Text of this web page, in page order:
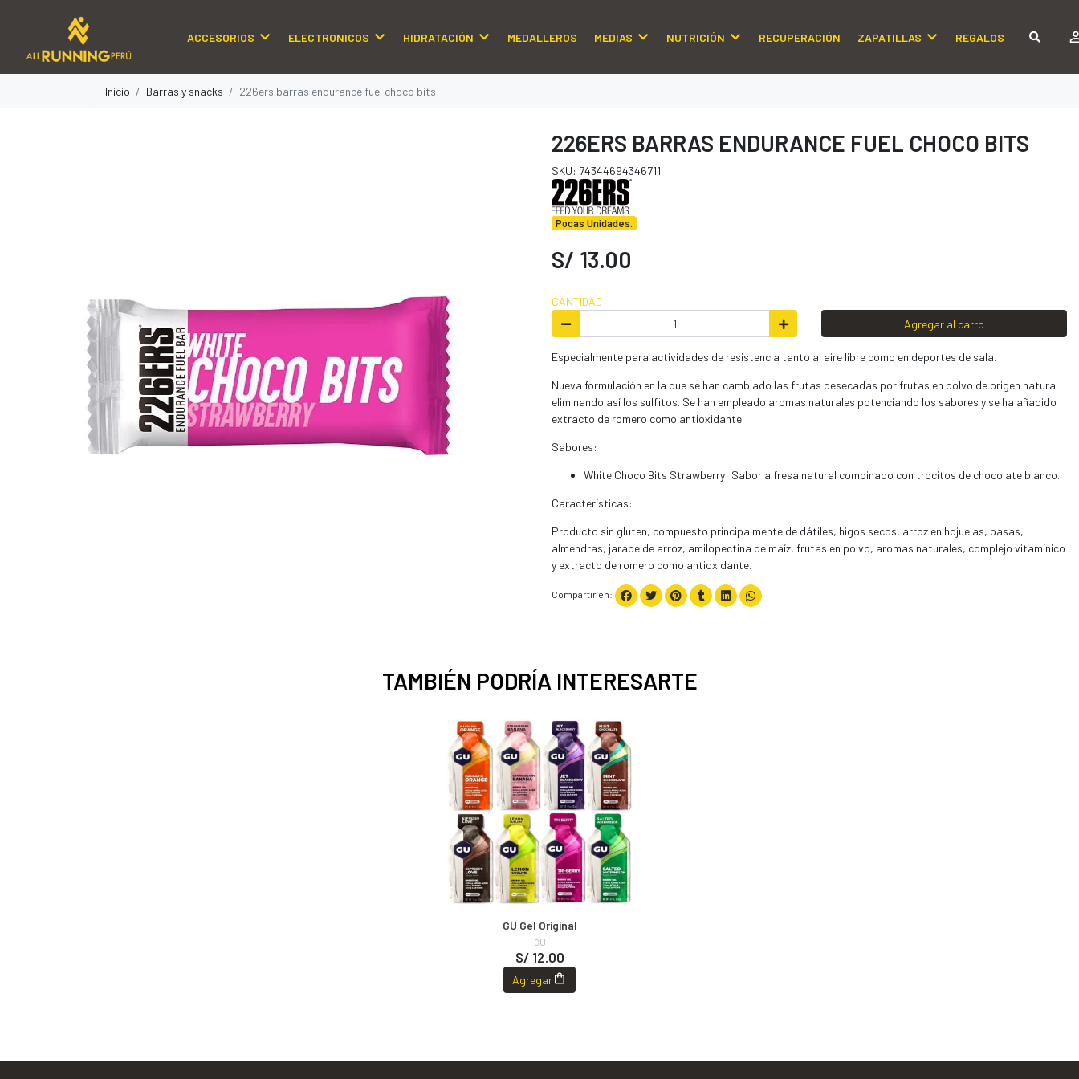
ACCESORIOS ELECTRONICOS HIDRATACIÓN MEDALLEROS MEDIAS NUTRICIÓN RECUPERACIÓN ZAPATILLAS REGALOS
Inicio Barras y snacks 226ers barras endurance fuel choco bits
226ERS BARRAS ENDURANCE FUEL CHOCO BITS
SKU: 74344694346711
Pocas Unidades.
S/ 13.00
CANTIDAD
Agregar al carro
Especialmente para actividades de resistencia tanto al aire libre como en deportes de sala.
Nueva formulación en la que se han cambiado las frutas desecadas por frutas en polvo de origen natural
eliminando así los sulfitos. Se han empleado aromas naturales potenciando los sabores y se ha añadido
extracto de romero como antioxidante.
Sabores:
White Choco Bits Strawberry: Sabor a fresa natural combinado con trocitos de chocolate blanco.
Características:
Producto sin gluten, compuesto principalmente de dátiles, higos secos, arroz en hojuelas, pasas,
almendras, jarabe de arroz, amilopectina de maíz, frutas en polvo, aromas naturales, complejo vitamínico
y extracto de romero como antioxidante.
Compartir en:
TAMBIÉN PODRÍA INTERESARTE
GU Gel Original
GU
S/ 12.00
Agregar